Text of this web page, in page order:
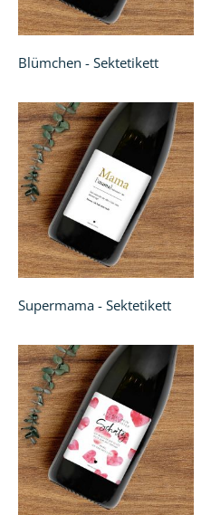
Blümchen - Sektetikett
Supermama - Sektetikett